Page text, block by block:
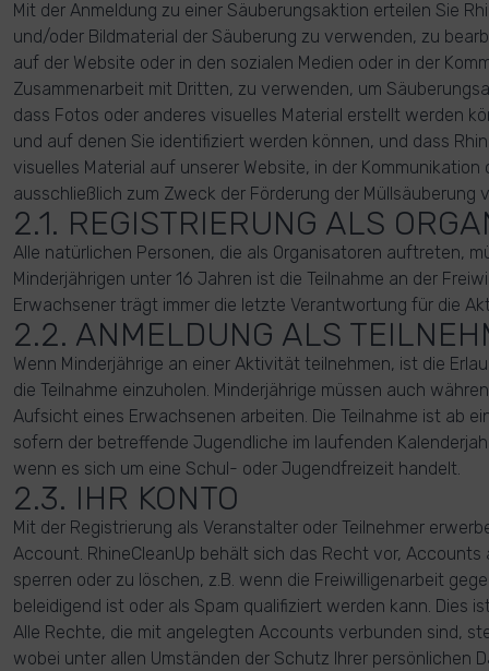
Mit der Anmeldung zu einer Säuberungsaktion erteilen Sie
und/oder Bildmaterial der Säuberung zu verwenden, zu
auf der Website oder in den sozialen Medien oder in der
Zusammenarbeit mit Dritten, zu verwenden, um
dass Fotos oder anderes visuelles Material erstellt werden
und auf denen Sie identifiziert werden können, und dass
visuelles Material auf unserer Website, in der Kommunikation
ausschließlich zum Zweck der Förderung der Müllsäuberung
2.1. REGISTRIERUNG ALS
Alle natürlichen Personen, die als Organisatoren auftreten,
Minderjährigen unter 16 Jahren ist die Teilnahme an der
Erwachsener trägt immer die letzte Verantwortung für die
2.2. ANMELDUNG ALS
Wenn Minderjährige an einer Aktivität teilnehmen, ist die
die Teilnahme einzuholen. Minderjährige müssen auch
Aufsicht eines Erwachsenen arbeiten. Die Teilnahme ist ab
sofern der betreffende Jugendliche im laufenden
wenn es sich um eine Schul- oder Jugendfreizeit handelt.
2.3. IHR KONTO
Mit der Registrierung als Veranstalter oder Teilnehmer
Account. RhineCleanUp behält sich das Recht vor, Accounts
sperren oder zu löschen, z.B. wenn die Freiwilligenarbeit
beleidigend ist oder als Spam qualifiziert werden kann. Dies
Alle Rechte, die mit angelegten Accounts verbunden sind,
wobei unter allen Umständen der Schutz Ihrer persönlichen